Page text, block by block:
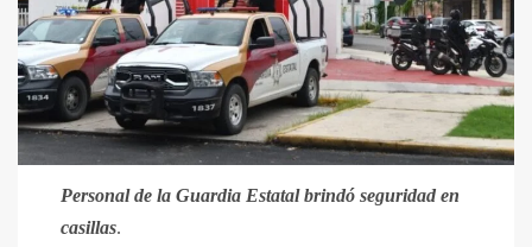
Personal de la Guardia Estatal brindó seguridad en
casillas.